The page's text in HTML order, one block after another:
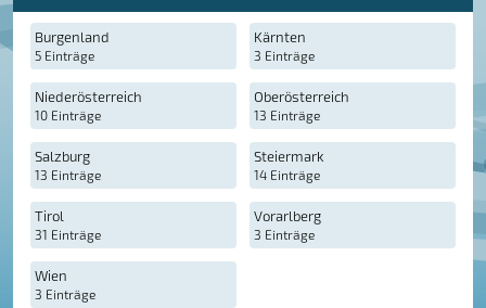
Burgenland
5 Einträge
Kärnten
3 Einträge
Niederösterreich
10 Einträge
Oberösterreich
13 Einträge
Salzburg
13 Einträge
Steiermark
14 Einträge
Tirol
31 Einträge
Vorarlberg
3 Einträge
Wien
3 Einträge